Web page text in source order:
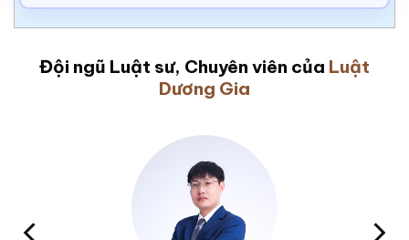
Đội ngũ Luật sư, Chuyên viên của Luật
Dương Gia